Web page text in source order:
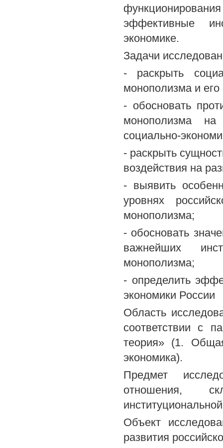
эффективные
экономике.
Задачи
- раскрыть
монополизма и
- обосновать
монополизма на
социально-
- раскрыть
воздействия на
- выявить
уровнях
монополизма;
- обосновать
важнейших
монополизма;
- определить
экономики России
Область
соответствии с
теория» (1.
экономика).
Предмет
отношения,
Объект
развития